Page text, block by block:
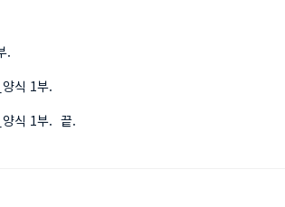
.
식 1부.
1부.  끝.